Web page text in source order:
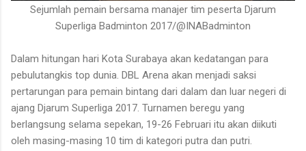
Sejumlah pemain bersama manajer tim peserta Djarum
Superliga Badminton 2017/@INABadminton
Dalam hitungan hari Kota Surabaya akan kedatangan para
pebulutangkis top dunia. DBL Arena akan menjadi saksi
pertarungan para pemain bintang dari dalam dan luar negeri di
ajang Djarum Superliga 2017. Turnamen beregu yang
berlangsung selama sepekan, 19-26 Februari itu akan diikuti
oleh masing-masing 10 tim di kategori putra dan putri.